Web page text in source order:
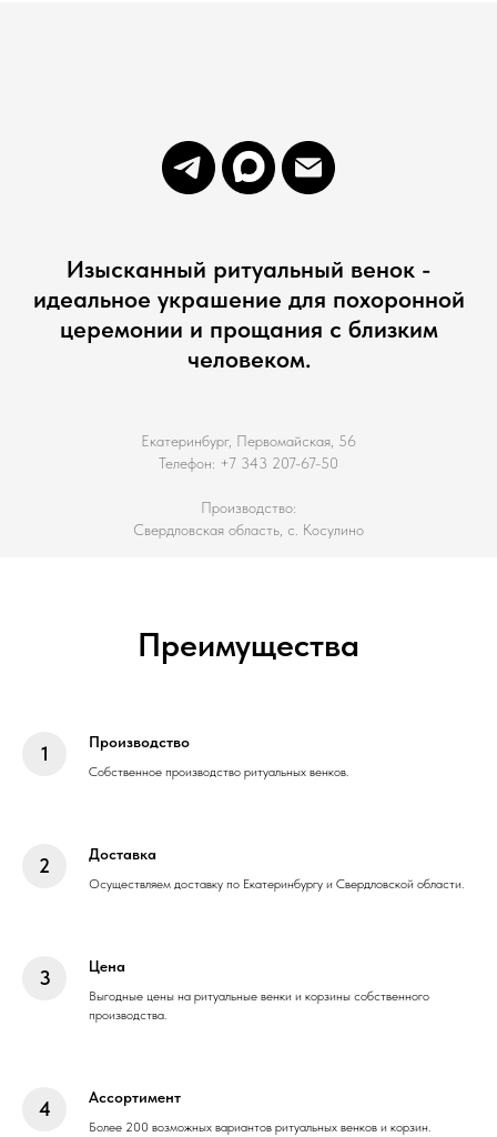
Изысканный ритуальный венок -
идеальное украшение для похоронной
церемонии и прощания с близким
человеком.
Екатеринбург, Первомайская, 56
Телефон: +7 343 207-67-50
Производство:
Свердловская область, с. Косулино
Преимущества
Производство
Собственное производство ритуальных венков.
Доставка
Осуществляем доставку по Екатеринбургу и Свердловской области.
Цена
Выгодные цены на ритуальные венки и корзины собственного
производства.
Ассортимент
Более 200 возможных вариантов ритуальных венков и корзин.